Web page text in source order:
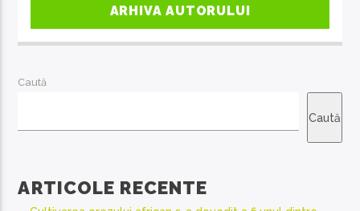
ARHIVA AUTORULUI
Caută
Caută
ARTICOLE RECENTE